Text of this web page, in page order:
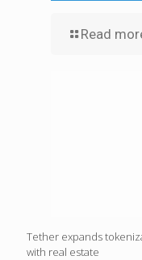
Read
Tether expands
with real estate